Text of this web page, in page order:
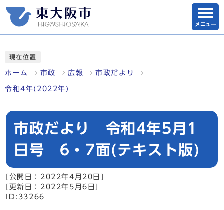
メニュー
現在位置
ホーム 市政 広報 市政だより
令和4年(2022年)
市政だより 令和4年5月1
日号 6・7面(テキスト版)
[公開日：2022年4月20日]
[更新日：2022年5月6日]
ID:33266